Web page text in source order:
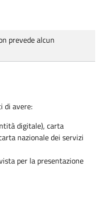
prevede alcun
di avere:
digitale), carta
nazionale dei servizi
per la presentazione